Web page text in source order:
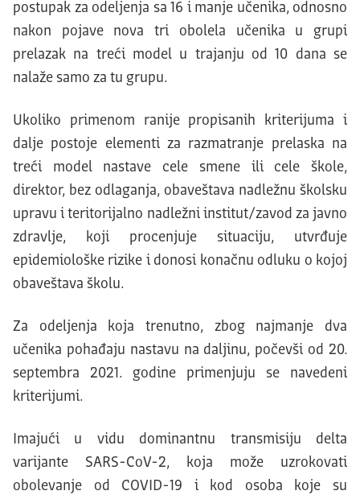
postupak za odeljenja sa 16 i manje učenika, odnosno
nakon pojave nova tri obolela učenika u grupi
prelazak na treći model u trajanju od 10 dana se
nalaže samo za tu grupu.
Ukoliko primenom ranije propisanih kriterijuma i
dalje postoje elementi za razmatranje prelaska na
treći model nastave cele smene ili cele škole,
direktor, bez odlaganja, obaveštava nadležnu školsku
upravu i teritorijalno nadležni institut/zavod za javno
zdravlje, koji procenjuje situaciju, utvrđuje
epidemiološke rizike i donosi konačnu odluku o kojoj
obaveštava školu.
Za odeljenja koja trenutno, zbog najmanje dva
učenika pohađaju nastavu na daljinu, počevši od 20.
septembra 2021. godine primenjuju se navedeni
kriterijumi.
Imajući u vidu dominantnu transmisiju delta
varijante SARS-CoV-2, koja može uzrokovati
obolevanje od COVID-19 i kod osoba koje su